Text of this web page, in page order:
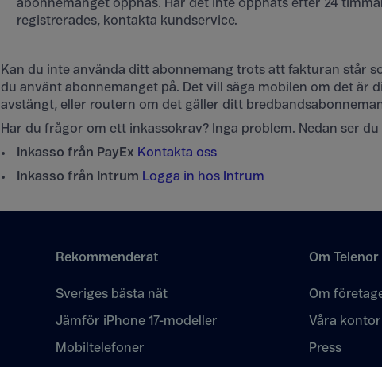
abonnemanget öppnas. Har det inte öppnats efter 24
registrerades, kontakta kundservice.
Kan du inte använda ditt abonnemang trots att fakturan står
du använt abonnemanget på. Det vill säga mobilen om det är
avstängt, eller routern om det gäller ditt
Har du frågor om ett inkassokrav? Inga problem. Nedan ser
Inkasso från PayEx Kontakta oss
Inkasso från Intrum Logga in hos Intrum
Rekommenderat
Sveriges bästa nät
Jämför iPhone 17-modeller
Mobiltelefoner
Om Telenor
Om
Våra kontor
Press